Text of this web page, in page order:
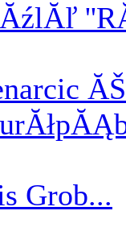
Grob...